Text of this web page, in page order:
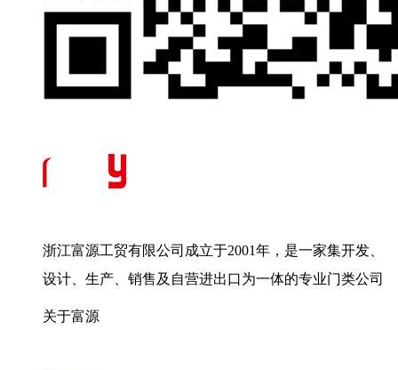
浙江富源工贸有限公司成立于2001年，是一家集开发、
设计、生产、销售及自营进出口为一体的专业门类公司
关于富源